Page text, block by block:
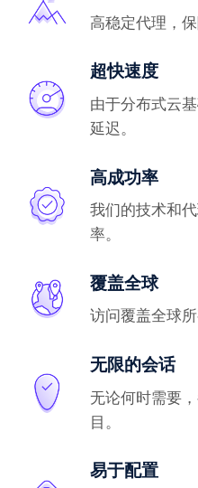
高稳定代理，
超快速度
由于分布式云
延迟。
高成功率
我们的技术和
率。
覆盖全球
访问覆盖全球
无限的会话
无论何时需要
目。
易于配置